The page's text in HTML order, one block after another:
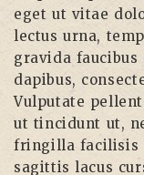
eget ut vitae
lectus urna,
gravida
dapibus,
Vulputate
ut tincidunt ut,
fringilla facilisis
sagittis lacus